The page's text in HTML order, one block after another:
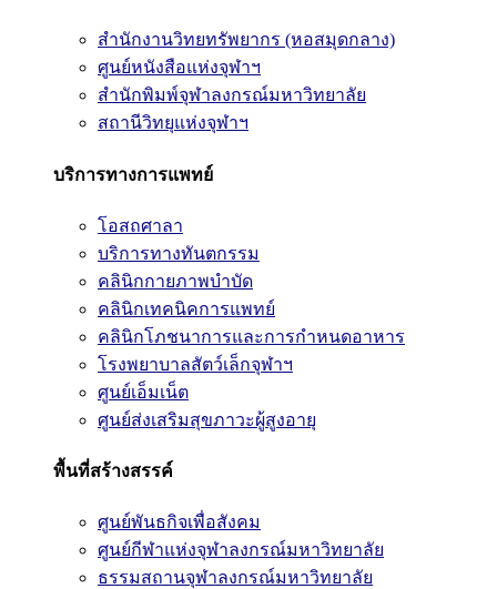
สำนักงานวิทยทรัพยากร (หอสมุดกลาง)
ศูนย์หนังสือแห่งจุฬาฯ
สำนักพิมพ์จุฬาลงกรณ์มหาวิทยาลัย
สถานีวิทยุแห่งจุฬาฯ
บริการทางการแพทย์
โอสถศาลา
บริการทางทันตกรรม
คลินิกกายภาพบำบัด
คลินิกเทคนิคการแพทย์
คลินิกโภชนาการและการกำหนดอาหาร
โรงพยาบาลสัตว์เล็กจุฬาฯ
ศูนย์เอ็มเน็ต
ศูนย์ส่งเสริมสุขภาวะผู้สูงอายุ
พื้นที่สร้างสรรค์
ศูนย์พันธกิจเพื่อสังคม
ศูนย์กีฬาแห่งจุฬาลงกรณ์มหาวิทยาลัย
ธรรมสถานจุฬาลงกรณ์มหาวิทยาลัย